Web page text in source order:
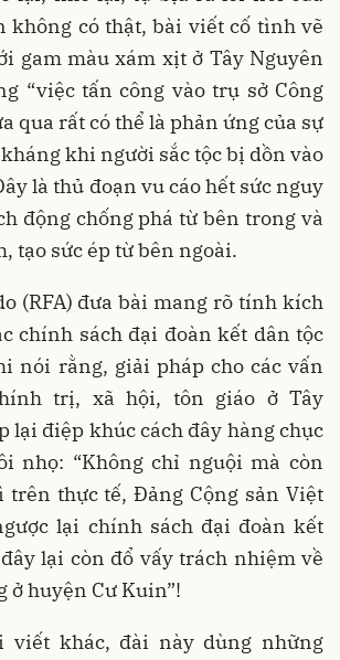
không có thật, bài viết cố tình vẽ
gam màu xám xịt ở Tây Nguyên
“việc tấn công vào trụ sở Công
qua rất có thể là phản ứng của sự
khi người sắc tộc bị dồn vào
là thủ đoạn vu cáo hết sức nguy
động chống phá từ bên trong và
tạo sức ép từ bên ngoài.
(RFA) đưa bài mang rõ tính kích
chính sách đại đoàn kết dân tộc
nói rằng, giải pháp cho các vấn
trị, xã hội, tôn giáo ở Tây
lại điệp khúc cách đây hàng chục
nhọ: “Không chỉ nguội mà còn
trên thực tế, Đảng Cộng sản Việt
lại chính sách đại đoàn kết
lại còn đổ vấy trách nhiệm về
ở huyện Cư Kuin”!
viết khác, đài này dùng những